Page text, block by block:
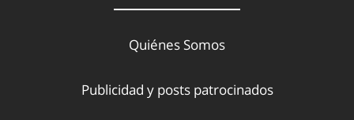
Quiénes Somos
Publicidad y posts patrocinados